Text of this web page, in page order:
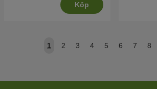
Köp
1 2 3 4 5 6 7 8